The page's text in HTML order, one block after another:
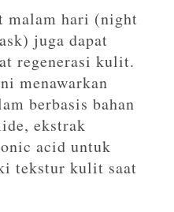
malam hari (night
juga dapat
regenerasi kulit.
menawarkan
berbasis bahan
ekstrak
acid untuk
tekstur kulit saat